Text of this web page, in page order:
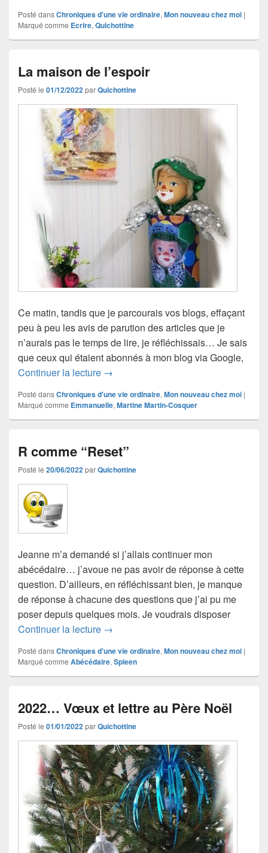
Posté dansChroniques d'une vie ordinaire, Mon nouveau chez moi |
Marqué comme Ecrire, Quichottine
La maison de l’espoir
Posté le 01/12/2022 parQuichottine
Ce matin, tandis que je parcourais vos blogs, effaçant
peu à peu les avis de parution des articles que je
n’aurais pas le temps de lire, je réfléchissais… Je sais
que ceux qui étaient abonnés à mon blog via Google,
Continuer la lecture La maison de l’espoir
→
Posté dansChroniques d'une vie ordinaire,Mon nouveau chez moi |
Marqué comme Emmanuelle,Martine Martin-Cosquer
R comme “Reset”
Posté le 20/06/2022parQuichottine
Jeanne m’a demandé si j’allais continuer mon
abécédaire… j’avoue ne pas avoir de réponse à cette
question. D’ailleurs, en réfléchissant bien, je manque
de réponse à chacune des questions que j’ai pu me
poser depuis quelques mois. Je voudrais disposer
Continuer la lecture R comme “Reset”
→
Posté dansChroniques d'une vie ordinaire,Mon nouveau chez moi |
Marqué comme Abécédaire,Spleen
2022… Vœux et lettre au Père Noël
Posté le 01/01/2022parQuichottine